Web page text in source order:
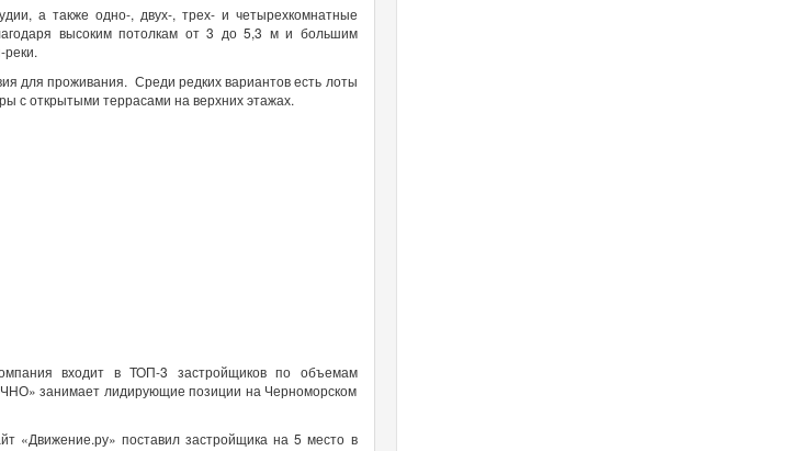
а также одно-, двух-, трех- и четырехкомнатные
высоким потолкам от 3 до 5,3 м и большим
для проживания. Среди редких вариантов есть лоты
с открытыми террасами на верхних этажах.
входит в ТОП-3 застройщиков по объемам
занимает лидирующие позиции на Черноморском
«Движение.ру» поставил застройщика на 5 место в